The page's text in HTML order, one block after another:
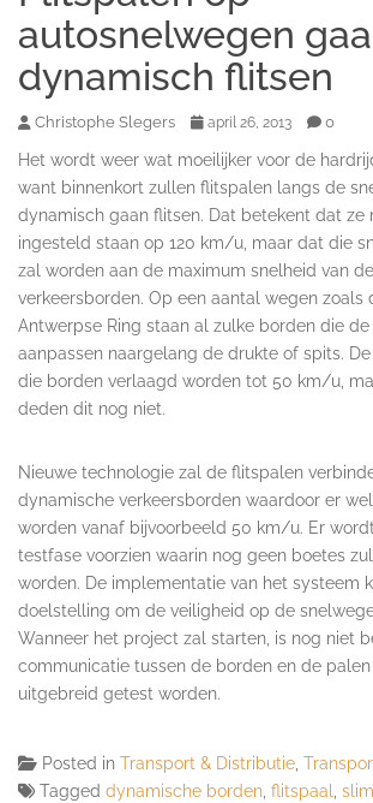
autosnelwegen
dynamisch flitsen
Christophe Slegers april 26, 2013 0
Het wordt weer wat moeilijker voor de
want binnenkort zullen flitspalen langs de
dynamisch gaan flitsen. Dat betekent dat ze
ingesteld staan op 120 km/u, maar dat die
zal worden aan de maximum snelheid van
verkeersborden. Op een aantal wegen zoals
Antwerpse Ring staan al zulke borden die de
aanpassen naargelang de drukte of spits.
die borden verlaagd worden tot 50 km/u,
deden dit nog niet.
Nieuwe technologie zal de flitspalen
dynamische verkeersborden waardoor er
worden vanaf bijvoorbeeld 50 km/u. Er
testfase voorzien waarin nog geen boetes
worden. De implementatie van het systeem
doelstelling om de veiligheid op de
Wanneer het project zal starten, is nog niet
communicatie tussen de borden en de
uitgebreid getest worden.
Posted in Transport & Distributie
Tagged dynamische borden flitspaal